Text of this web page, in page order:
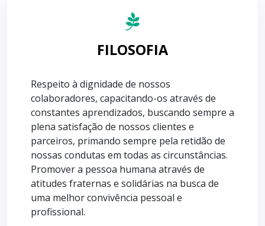
FILOSOFIA
Respeito à dignidade de nossos
colaboradores, capacitando-os através de
constantes aprendizados, buscando sempre a
plena satisfação de nossos clientes e
parceiros, primando sempre pela retidão de
nossas condutas em todas as circunstâncias.
Promover a pessoa humana através de
atitudes fraternas e solidárias na busca de
uma melhor convivência pessoal e
profissional.